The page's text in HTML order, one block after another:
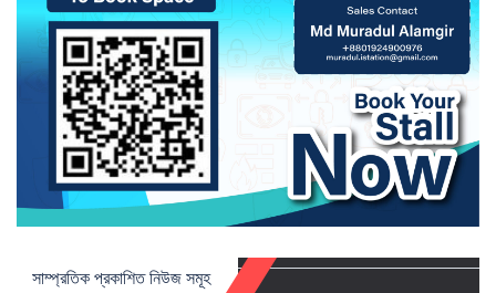
সাম্প্রতিক প্রকাশিত নিউজ সমূহ